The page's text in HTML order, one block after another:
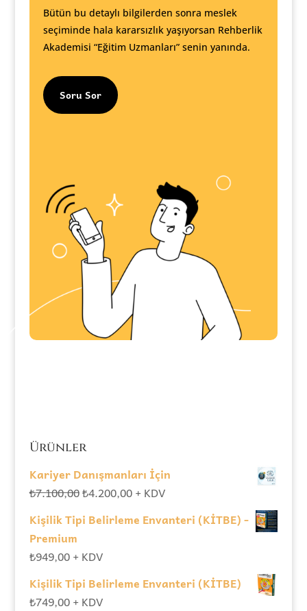
Bütün bu detaylı bilgilerden sonra meslek
seçiminde hala kararsızlık yaşıyorsan Rehberlik
Akademisi “Eğitim Uzmanları” senin yanında.
Soru Sor
Ürünler
Kariyer Danışmanları İçin
₺7.100,00Orijinal
₺7.100,00.
₺4.200,00Şu
fiyat:
+ KDV
Kişilik Tipi Belirleme Envanteri (KİTBE) -
Premium
₺949,00 + KDV
Kişilik Tipi Belirleme Envanteri (KİTBE)
₺749,00 + KDV